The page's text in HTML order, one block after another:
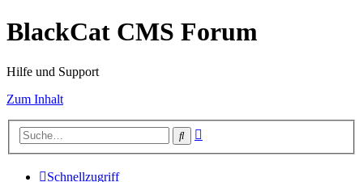
BlackCat CMS Forum
Hilfe und Support
Zum Inhalt
Suche
Schnellzugriff